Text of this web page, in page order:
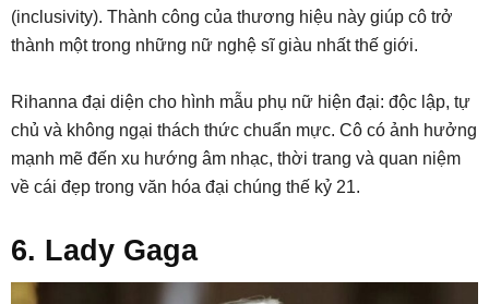
(inclusivity). Thành công của thương hiệu này giúp cô trở
thành một trong những nữ nghệ sĩ giàu nhất thế giới.
Rihanna đại diện cho hình mẫu phụ nữ hiện đại: độc lập, tự
chủ và không ngại thách thức chuẩn mực. Cô có ảnh hưởng
mạnh mẽ đến xu hướng âm nhạc, thời trang và quan niệm
về cái đẹp trong văn hóa đại chúng thế kỷ 21.
6. Lady Gaga